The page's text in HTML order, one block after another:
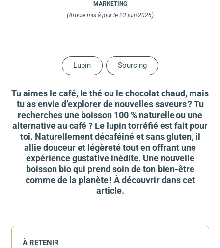
MARKETING
(Article mis à jour le 23 juin 2026)
Lupin Sourcing
Tu aimes le café, le thé ou le chocolat chaud, mais
tu as envie d’explorer de nouvelles saveurs ? Tu
recherches une boisson 100 % naturelle ou une
alternative au café ? Le lupin torréfié est fait pour
toi. Naturellement décaféiné et sans gluten, il
allie douceur et légèreté tout en offrant une
expérience gustative inédite. Une nouvelle
boisson bio qui prend soin de ton bien-être
comme de la planète ! À découvrir dans cet
article.
À RETENIR